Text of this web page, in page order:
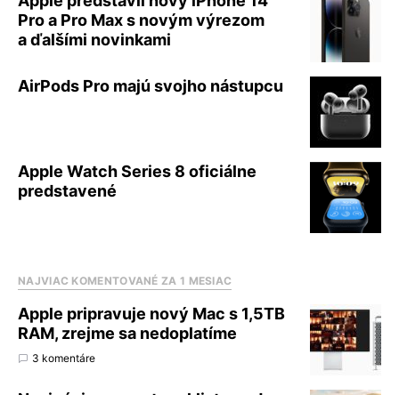
Pro a Pro Max s novým výrezom
a ďalšími novinkami
AirPods Pro majú svojho nástupcu
Apple Watch Series 8 oficiálne
predstavené
NAJVIAC KOMENTOVANÉ ZA 1 MESIAC
Apple pripravuje nový Mac s 1,5TB
RAM, zrejme sa nedoplatíme
3 komentáre